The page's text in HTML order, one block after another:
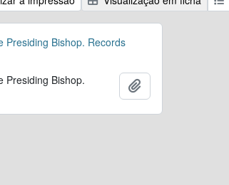
Presiding Bishop. Records
Presiding Bishop.